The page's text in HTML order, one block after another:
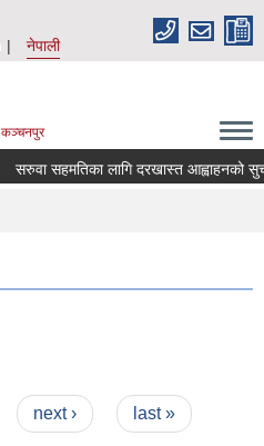
नेपाली
कञ्चनपुर
सरुवा सहमतिका लागि दरखास्त आह्वाहनको
next › last »